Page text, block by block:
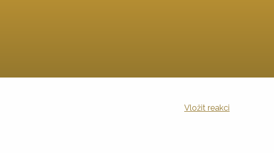
Vložit reakci